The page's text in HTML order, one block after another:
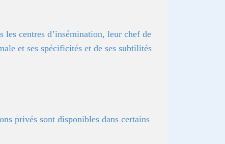
les centres d’insémination, leur chef de
et ses spécificités et de ses subtilités
privés sont disponibles dans certains